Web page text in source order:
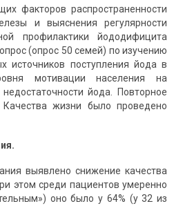
факторов распространенности
и выяснения регулярности
профилактики йододифицита
(опрос 50 семей) по изучению
источников поступления йода в
мотивации населения на
йода. Повторное
жизни было проведено
выявлено снижение качества
этом среди пациентов умеренно
оно было у 64% (у 32 из